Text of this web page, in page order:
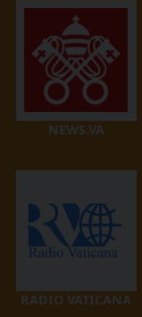
NEWS.VA
RADIO VATICANA